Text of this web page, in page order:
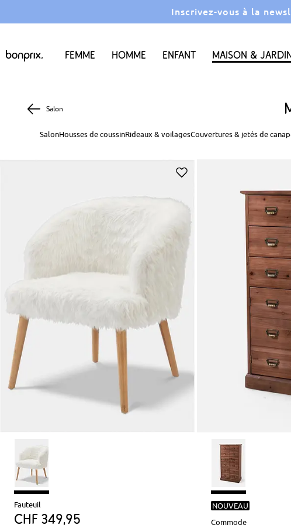
Inscrivez-vous à la
Femme Homme Enfant Maison &
Salon
SalonHousses de coussinRideaux & voilagesCouvertures & jetés de
Fauteuil
CHF 349,95
NOUVEAU
Commode